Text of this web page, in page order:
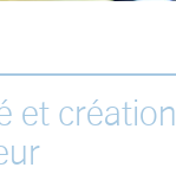
et création